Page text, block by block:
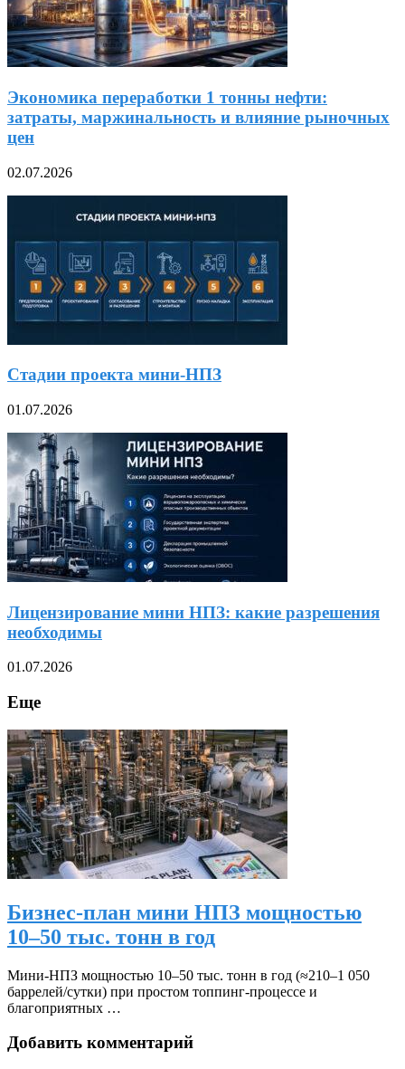
Экономика переработки 1 тонны нефти:
затраты, маржинальность и влияние рыночных
цен
02.07.2026
Стадии проекта мини-НПЗ
01.07.2026
Лицензирование мини НПЗ: какие разрешения
необходимы
01.07.2026
Еще
Бизнес-план мини НПЗ мощностью
10–50 тыс. тонн в год
Мини‑НПЗ мощностью 10–50 тыс. тонн в год (≈210–1 050
баррелей/сутки) при простом топпинг‑процессе и
благоприятных …
Добавить комментарий